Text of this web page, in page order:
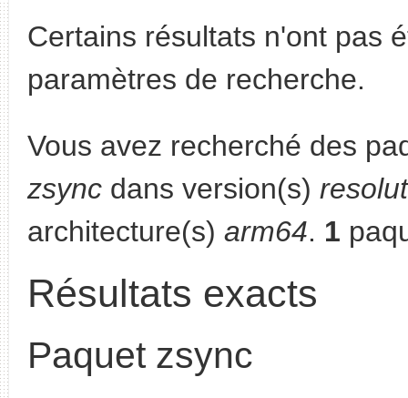
Certains résultats n'ont pas
paramètres de recherche.
Vous avez recherché des
zsync dans version(s)
architecture(s) arm64. 1
Résultats exacts
Paquet zsync